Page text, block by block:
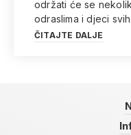
održati će se
odraslima i djeci
ČITAJTE DALJE